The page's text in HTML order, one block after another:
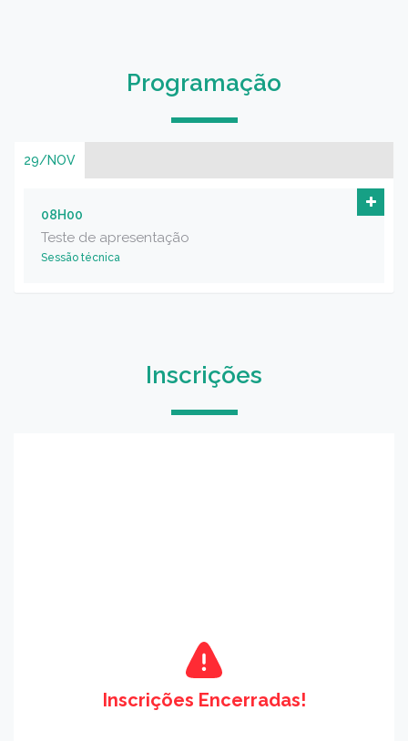
Programação
29/NOV
08H00
Teste de apresentação
Sessão técnica
Inscrições
Inscrições Encerradas!